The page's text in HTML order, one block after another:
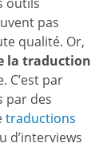
pas
qualité. Or,
la traduction
C’est par
par des
traductions
d’interviews